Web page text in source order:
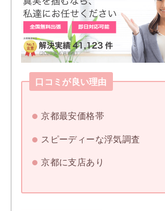
口コミが良い理由
京都最安価格帯
スピーディーな浮気調査
京都に支店あり